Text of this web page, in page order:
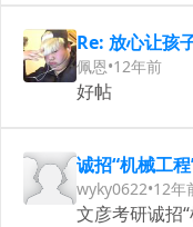
Re: 放心让孩
佩恩•12年前
好帖
诚招“机械工
wyky0622•12年
文彦考研诚招